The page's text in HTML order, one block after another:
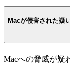
Macが侵害された疑
Macへの脅威が疑